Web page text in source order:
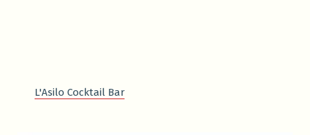
L'Asilo Cocktail Bar